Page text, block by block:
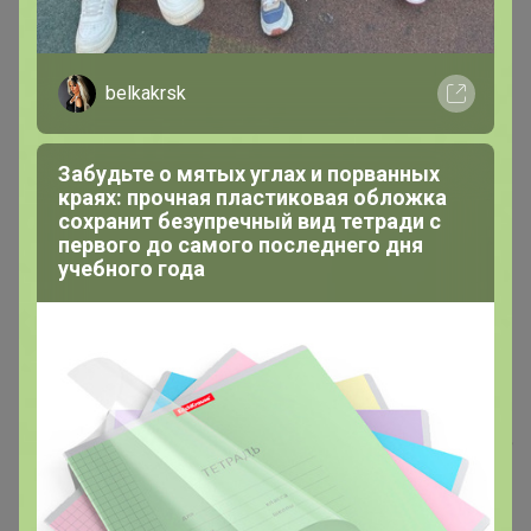
Великий магистр
В теме "КРАСОТКА-МАРКЕТ .ВСЕ В НАЛИЧИИ со
склада в г. Красноярске. ВСЕГДА ВЫГОДНЫЕ ЦЕНЫ ❗
при заказе от 1000 рублей- ПОДАРОК!"
belkakrsk
Забудьте о мятых углах и порванных
краях: прочная пластиковая обложка
сохранит безупречный вид тетради с
первого до самого последнего дня
учебного года